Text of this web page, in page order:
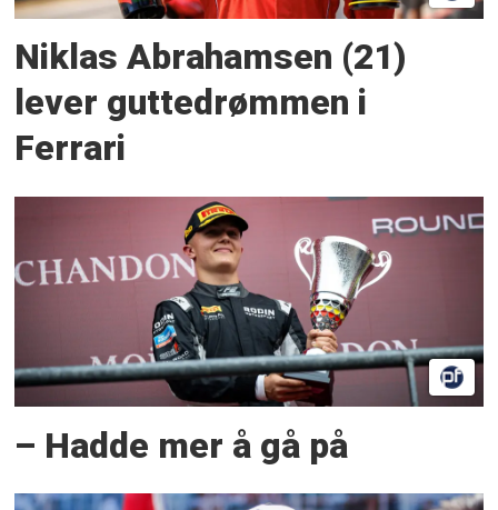
Niklas Abrahamsen (21)
lever guttedrømmen i
Ferrari
– Hadde mer å gå på